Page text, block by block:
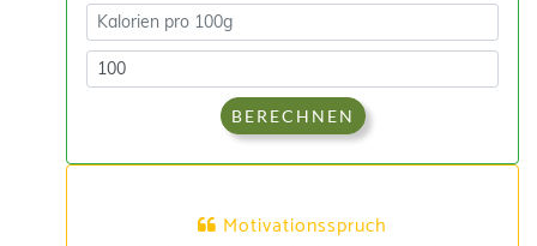
BERECHNEN
Motivationsspruch